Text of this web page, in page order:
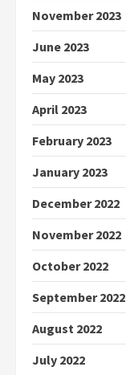
November 2023
June 2023
May 2023
April 2023
February 2023
January 2023
December 2022
November 2022
October 2022
September 2022
August 2022
July 2022